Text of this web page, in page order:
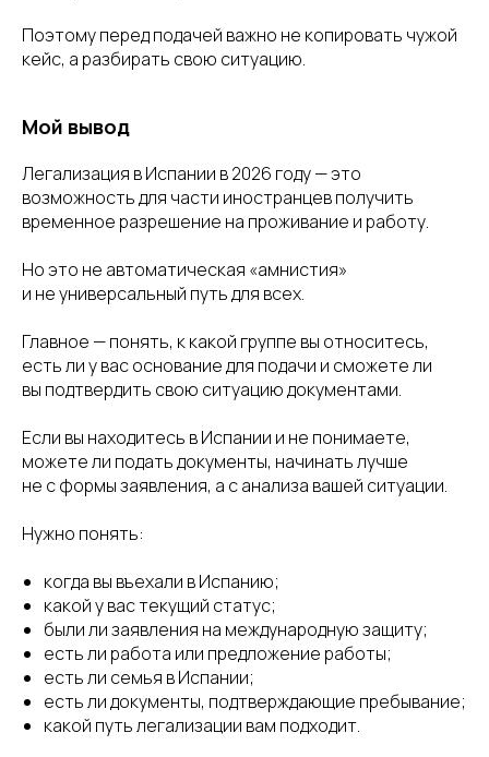
Поэтому перед подачей важно не копировать чужой
кейс, а разбирать свою ситуацию.
Мой вывод
Легализация в Испании в 2026 году — это
возможность для части иностранцев получить
временное разрешение на проживание и работу.
Но это не автоматическая «амнистия»
и не универсальный путь для всех.
Главное — понять, к какой группе вы относитесь,
есть ли у вас основание для подачи и сможете ли
вы подтвердить свою ситуацию документами.
Если вы находитесь в Испании и не понимаете,
можете ли подать документы, начинать лучше
не с формы заявления, а с анализа вашей ситуации.
Нужно понять:
когда вы въехали в Испанию;
какой у вас текущий статус;
были ли заявления на международную защиту;
есть ли работа или предложение работы;
есть ли семья в Испании;
есть ли документы, подтверждающие пребывание;
какой путь легализации вам подходит.